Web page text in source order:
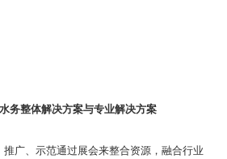
务整体解决方案与专业解决方案
广、示范通过展会来整合资源，融合行业